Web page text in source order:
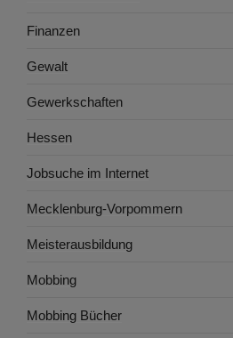
Finanzen
Gewalt
Gewerkschaften
Hessen
Jobsuche im Internet
Mecklenburg-Vorpommern
Meisterausbildung
Mobbing
Mobbing Bücher